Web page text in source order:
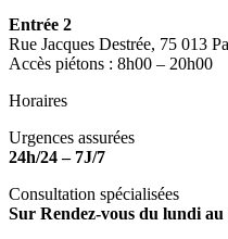
Entrée 2
Rue Jacques Destrée, 75 013
Accès piétons : 8h00 – 20h00
Horaires
Urgences assurées
24h/24 – 7J/7
Consultation spécialisées
Sur Rendez-vous du lundi au